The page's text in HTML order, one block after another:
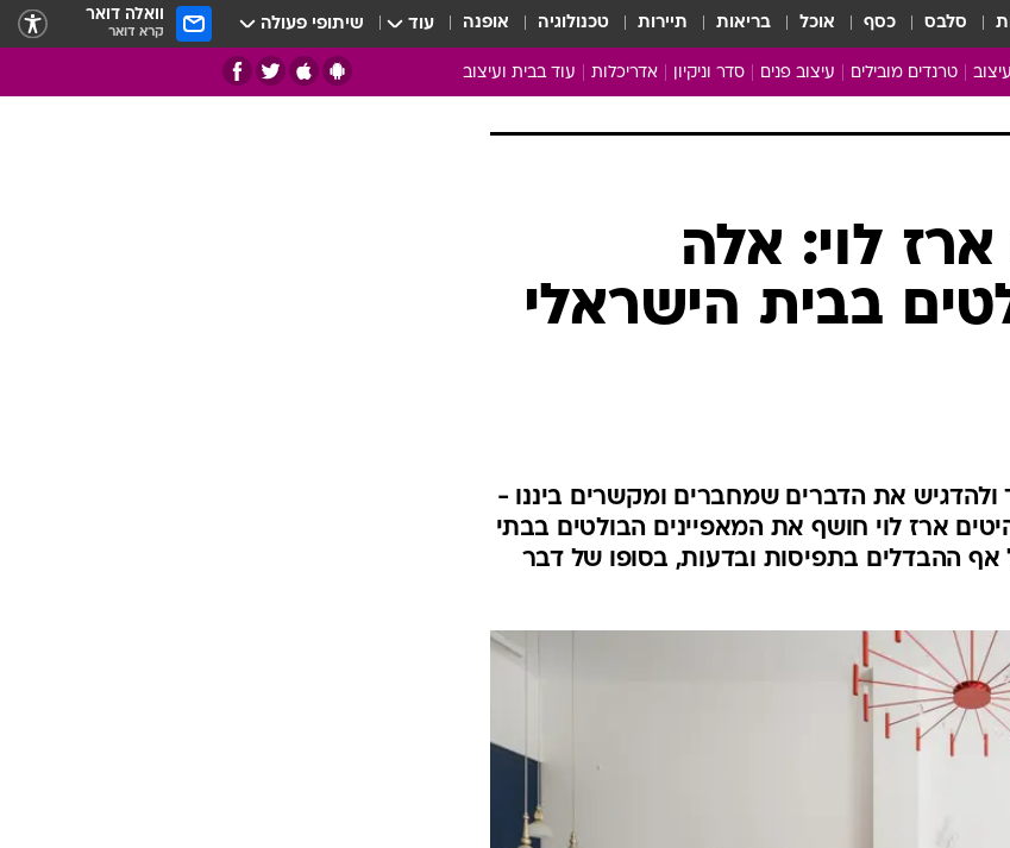
סלבס כסף אוכל בריאות תיירות טכנולוגיה אופנה עוד שיתופי פעולה וואלה דואר
קרא דואר
טרנדים מובילים עיצוב פנים סדר וניקיון
טיפים של ניקיון
מדריך הניקיון
Baby Care
מכבסים תולים
אדריכלות עוד בבית ועיצוב
ארכיון מדורים
לוי: אלה
בבית הישראלי
את הדברים שמחברים ומקשרים ביננו -
ארז לוי חושף את המאפיינים הבולטים בבתי
אף ההבדלים בתפיסות ובדעות, בסופו של דבר